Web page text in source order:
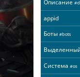
Описание
appid
Боты #bots
Система #os